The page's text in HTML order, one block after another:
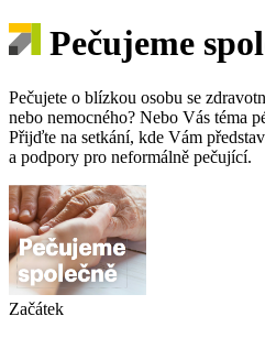
Pečujeme
Pečujete o blízkou osobu se
nebo nemocného? Nebo Vás téma
Přijďte na setkání, kde Vám
a podpory pro neformálně pečující.
Začátek